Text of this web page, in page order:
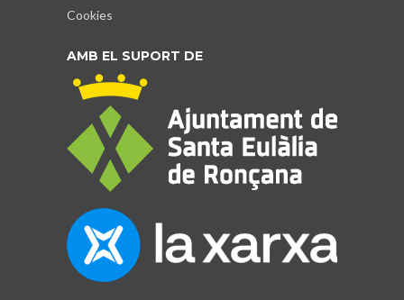
Cookies
AMB EL SUPORT DE